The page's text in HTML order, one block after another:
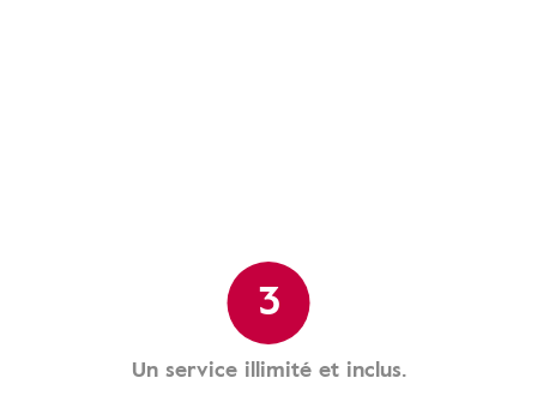
3
Un service illimité et inclus.